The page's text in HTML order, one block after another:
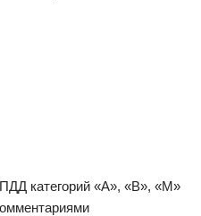
категорий «А», «В», «М»